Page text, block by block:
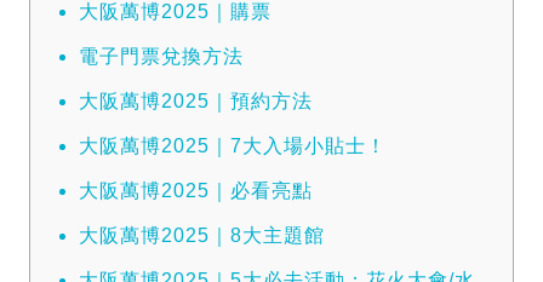
大阪萬博2025｜購票
電子門票兌換方法
大阪萬博2025｜預約方法
大阪萬博2025｜7大入場小貼士！
大阪萬博2025｜必看亮點
大阪萬博2025｜8大主題館